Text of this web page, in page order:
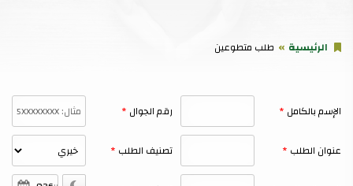
الرئيسية طلب متطوعين
الإسم بالكامل رقم الجوال
عنوان الطلب تصنيف الطلب